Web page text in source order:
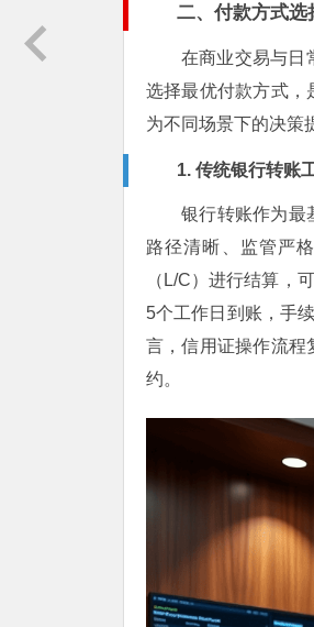
二、付款方式选
在商业交易与日
选择最优付款方式，
为不同场景下的决策
1. 传统银行转账
银行转账作为最
路径清晰、监管严
（L/C）进行结算，
5个工作日到账，手
言，信用证操作流程
约。